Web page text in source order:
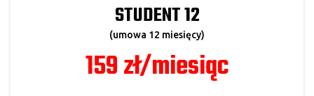
STUDENT 12
(umowa 12 miesięcy)
159 zł/miesiąc